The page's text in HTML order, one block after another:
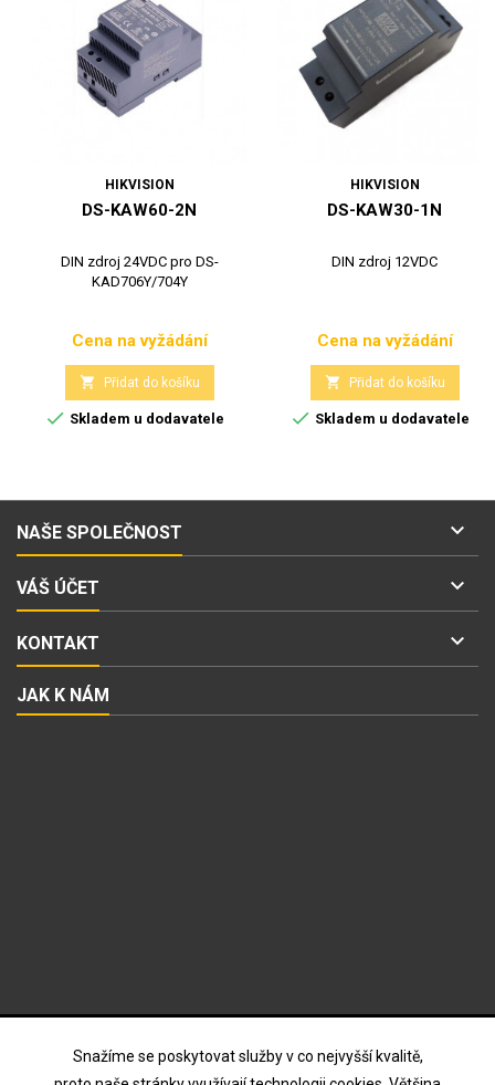
Snažíme se poskytovat služby v co nejvyšší kvalitě,
HIKVISION
DS-KAW60-2N
DIN zdroj 24VDC pro DS-
KAD706Y/704Y
Cena
Cena na vyžádání
 Přidat do košíku
 Skladem u dodavatele
HIKVISION
DS-KAW30-1N
DIN zdroj 12VDC
Cena
Cena na vyžádání
 Přidat do košíku
 Skladem u dodavatele
NAŠE SPOLEČNOST 
VÁŠ ÚČET 
KONTAKT 
JAK K NÁM